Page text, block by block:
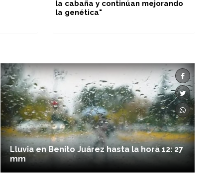
la cabaña y continúan mejorando
la genética"
Lluvia en Benito Juárez hasta la hora 12: 27
mm